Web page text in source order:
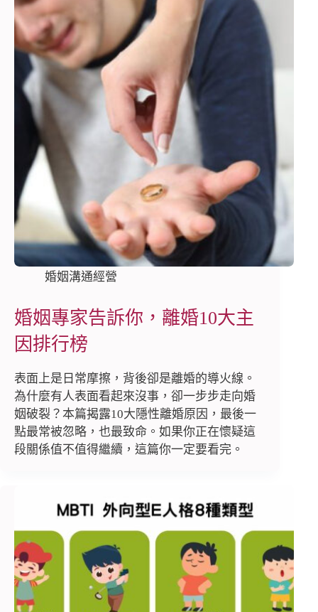
婚姻溝通經營
婚姻專家告訴你，離婚10大主
因排行榜
表面上是日常摩擦，背後卻是離婚的導火線。
為什麼有人表面看起來沒事，卻一步步走向婚
姻破裂？本篇揭露10大隱性離婚原因，最後一
點最常被忽略，也最致命。如果你正在懷疑這
段關係值不值得繼續，這篇你一定要看完。